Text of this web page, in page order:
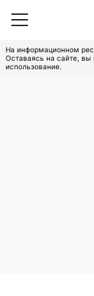
На информационном
Оставаясь на сайте, вы
использование.